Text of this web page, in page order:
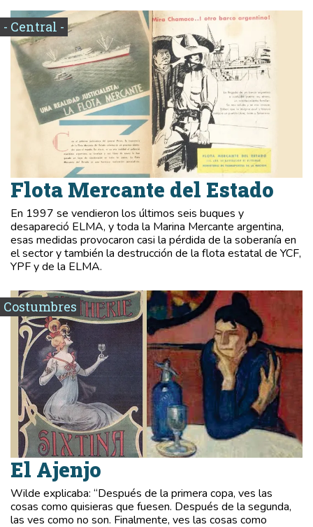
- Central -
Flota Mercante del Estado
En 1997 se vendieron los últimos seis buques y
desapareció ELMA, y toda la Marina Mercante argentina,
esas medidas provocaron casi la pérdida de la soberanía en
el sector y también la destrucción de la flota estatal de YCF,
YPF y de la ELMA.
Costumbres
El Ajenjo
Wilde explicaba: “Después de la primera copa, ves las
cosas como quisieras que fuesen. Después de la segunda,
las ves como no son. Finalmente, ves las cosas como